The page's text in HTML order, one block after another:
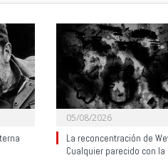
05/08/2026
La reconcentración de
Cualquier parecido con la